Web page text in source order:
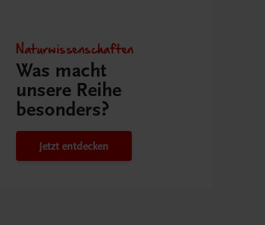
Naturwissenschaften
Was macht
unsere Reihe
besonders?
Jetzt entdecken